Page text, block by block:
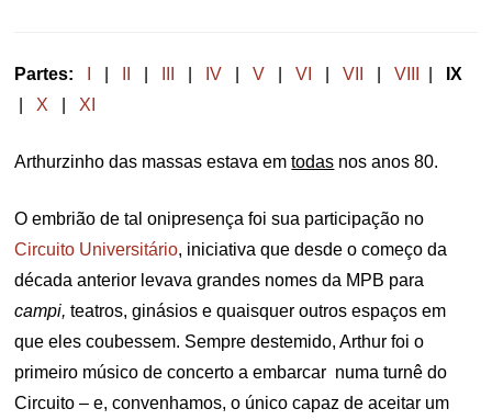
Partes: IV |V |VI |VII |VIII
IX
X XI
Arthurzinho das massas estava emtodas nos anos 80.
O embrião de tal onipresença foi sua participação no
Circuito Universitário, iniciativa que desde o começo da
década anterior levava grandes nomes da MPB para
campi, teatros, ginásios e quaisquer outros espaços em
que eles coubessem. Sempre destemido, Arthur foi o
primeiro músico de concerto a embarcar numa turnê do
Circuito – e, convenhamos, o único capaz de aceitar um